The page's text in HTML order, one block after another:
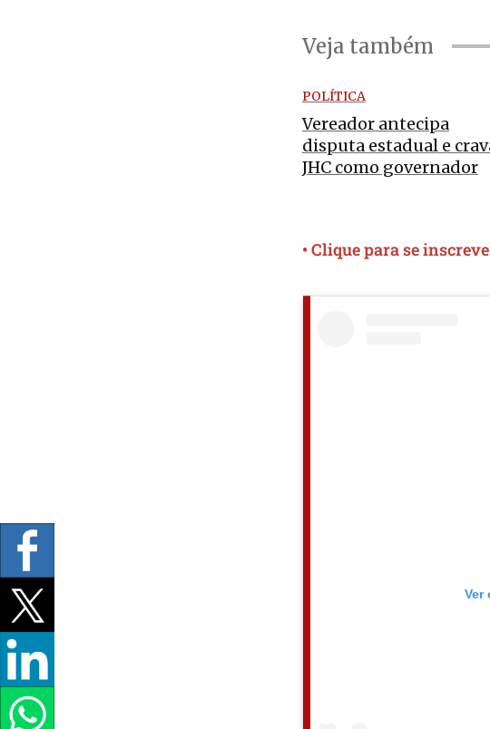
Veja também
POLÍTICA
Vereador antecipa
disputa estadual e
JHC como governador
• Clique para se
Ver